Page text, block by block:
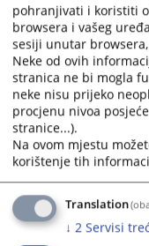
Prikazana vijest je
Prateći
Presuda broj 75 0
pohranjivati i koristiti
browsera i vašeg
sesiji unutar browsera,
Neke od ovih
stranica ne bi mogla
neke nisu prijeko
procjenu nivoa
stranice...).
Na ovom mjestu
korištenje tih
Translation
↓ 2 Servisi